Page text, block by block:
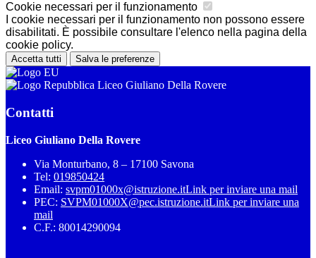
Cookie necessari per il funzionamento
I cookie necessari per il funzionamento non possono essere
disabilitati. È possibile consultare l'elenco nella pagina della
cookie policy.
Accetta tutti Salva le preferenze
Liceo Giuliano Della Rovere
Contatti
Liceo Giuliano Della Rovere
Via Monturbano, 8 – 17100 Savona
Tel: 019850424
Email: svpm01000x@istruzione.itLink per inviare una mail
PEC: SVPM01000X@pec.istruzione.itLink per inviare una
mail
C.F.: 80014290094